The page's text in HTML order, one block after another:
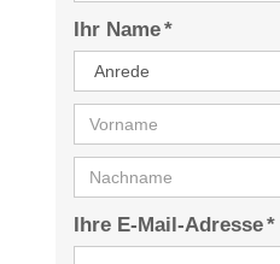
Ihr Name *
Ihre E-Mail-Adresse *